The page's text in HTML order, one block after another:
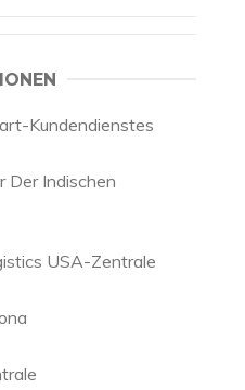
Kundendienstes
Der Indischen
USA-Zentrale